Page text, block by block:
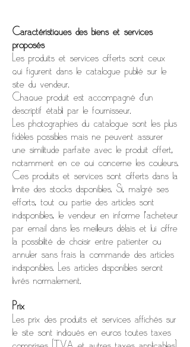
Caractéristiques des biens et services
proposés
Les produits et services offerts sont ceux
qui figurent dans le catalogue publié sur le
site du vendeur.
Chaque produit est accompagné d’un
descriptif établi par le fournisseur.
Les photographies du catalogue sont les plus
fidèles possibles mais ne peuvent assurer
une similitude parfaite avec le produit offert,
notamment en ce qui concerne les couleurs.
Ces produits et services sont offerts dans la
limite des stocks disponibles. Si, malgré ses
efforts, tout ou partie des articles sont
indisponibles, le vendeur en informe l’acheteur
par email dans les meilleurs délais et lui offre
la possibilité de choisir entre patienter ou
annuler sans frais la commande des articles
indisponibles. Les articles disponibles seront
livrés normalement.
Prix
Les prix des produits et services affichés sur
le site sont indiqués en euros toutes taxes